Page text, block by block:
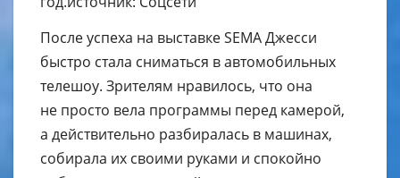
После успеха на выставке SEMA Джесси
быстро стала сниматься в автомобильных
телешоу. Зрителям нравилось, что она
не просто вела программы перед камерой,
а действительно разбиралась в машинах,
собирала их своими руками и спокойно